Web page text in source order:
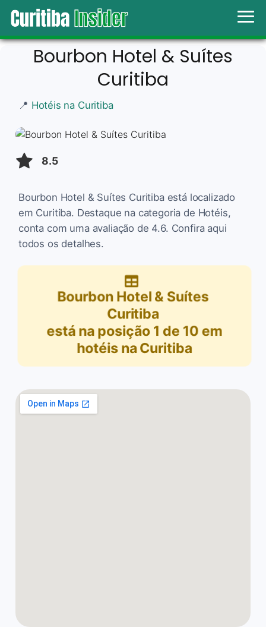
Bourbon Hotel & Suítes
Curitiba
📍 Hotéis na Curitiba
8.5
Bourbon Hotel & Suítes Curitiba está localizado
em Curitiba. Destaque na categoria de Hotéis,
conta com uma avaliação de 4.6. Confira aqui
todos os detalhes.
Bourbon Hotel & Suítes
Curitiba
está na posição 1 de 10 em
hotéis na Curitiba